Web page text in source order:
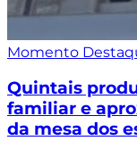
Momento
Quintais
familiar e
da mesa dos